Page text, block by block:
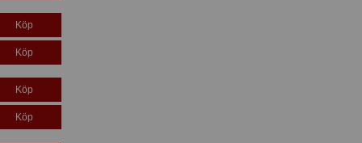
Köp
Köp
Köp
Köp